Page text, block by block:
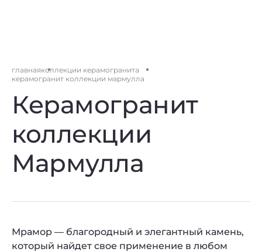
главнаяколлекции керамогранита
керамогранит коллекции мармулла
Керамогранит
коллекции
Мармулла
Мрамор — благородный и элегантный камень,
который найдет свое применение в любом